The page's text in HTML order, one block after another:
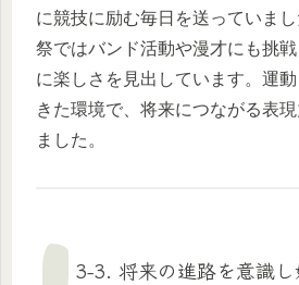
に競技に励む毎日を送っていま
祭ではバンド活動や漫才にも挑
に楽しさを見出しています。運
きた環境で、将来につながる表
ました。
3-3. 将来の進路を意識